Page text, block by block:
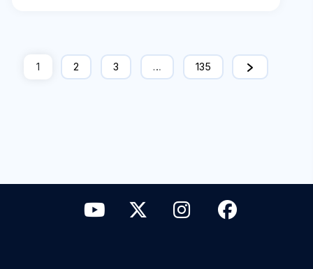
1 2 3 … 135